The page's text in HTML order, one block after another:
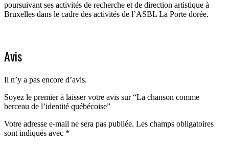
poursuivant ses activités de recherche et de direction artistique à
Bruxelles dans le cadre des activités de l’ASBL La Porte dorée.
Avis
Il n’y a pas encore d’avis.
Soyez le premier à laisser votre avis sur “La chanson comme
berceau de l’identité québécoise”
Votre adresse e-mail ne sera pas publiée. Les champs obligatoires
sont indiqués avec *